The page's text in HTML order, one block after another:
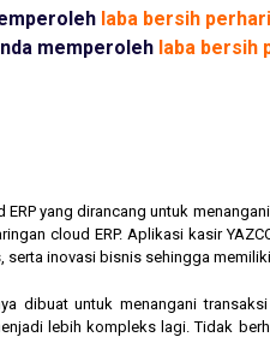
laba bersih
memperoleh laba bersih
yang dirancang untuk
cloud ERP. Aplikasi kasir
inovasi bisnis sehingga
dibuat untuk menangani
lebih kompleks lagi. Tidak